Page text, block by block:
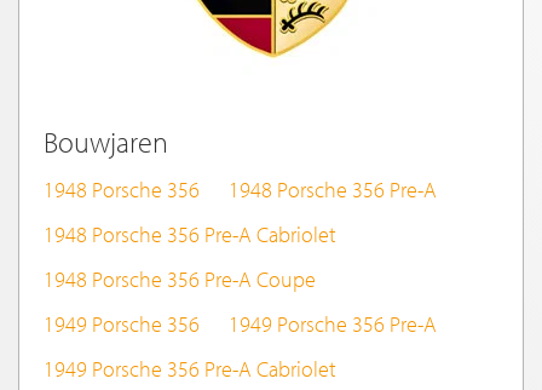
Bouwjaren
1948 Porsche 356
1948 Porsche 356 Pre-A
1948 Porsche 356 Pre-A Cabriolet
1948 Porsche 356 Pre-A Coupe
1949 Porsche 356
1949 Porsche 356 Pre-A
1949 Porsche 356 Pre-A Cabriolet